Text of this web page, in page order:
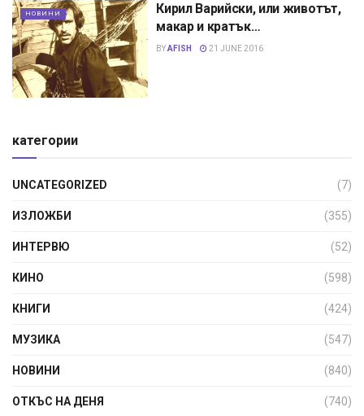
НОВИНИ
Кирил Варийски, или животът,
макар и кратък…
BYAFISH 21 JUNE 2016
категории
UNCATEGORIZED (7)
ИЗЛОЖБИ (355)
ИНТЕРВЮ (52)
КИНО (598)
КНИГИ (424)
МУЗИКА (547)
НОВИНИ (840)
ОТКЪС НА ДЕНЯ (740)